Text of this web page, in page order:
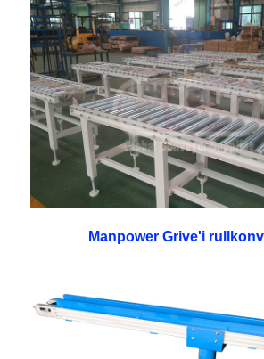
Manpower Grive'i